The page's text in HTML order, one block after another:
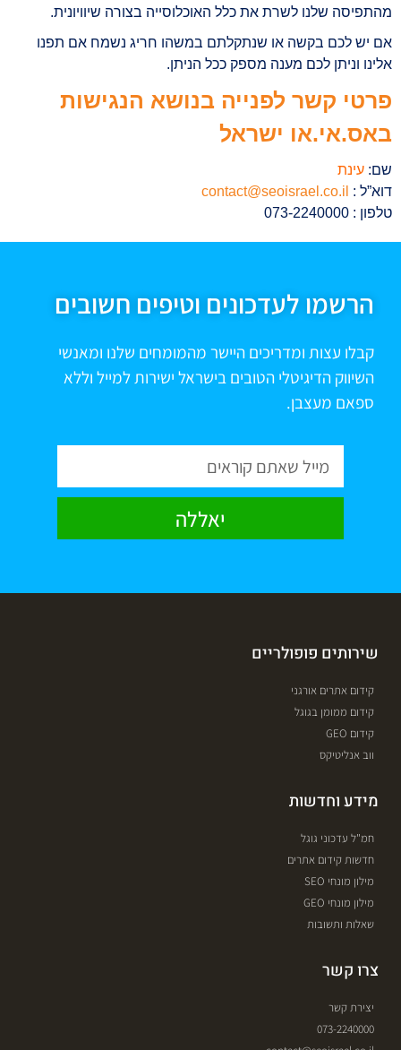
מהתפיסה שלנו לשרת את כלל האוכלוסייה בצורה שיוויונית.
אם יש לכם בקשה או שנתקלתם במשהו חריג נשמח אם תפנו
אלינו וניתן לכם מענה מספק ככל הניתן.
פרטי קשר לפנייה בנושא הנגישות
באס.אי.או ישראל
שם: עינת
דוא”ל : contact@seoisrael.co.il
טלפון : 073-2240000
הרשמו לעדכונים וטיפים חשובים
קבלו עצות ומדריכים היישר מהמומחים שלנו ומאנשי
השיווק הדיגיטלי הטובים בישראל ישירות למייל וללא
ספאם מעצבן.
יאללה
שירותים פופולריים
קידום אתרים אורגני
קידום ממומן בגוגל
קידום GEO
ווב אנליטיקס
מידע וחדשות
חמ"ל עדכוני גוגל
חדשות קידום אתרים
מילון מונחי SEO
מילון מונחי GEO
שאלות ותשובות
צרו קשר
יצירת קשר
073-2240000